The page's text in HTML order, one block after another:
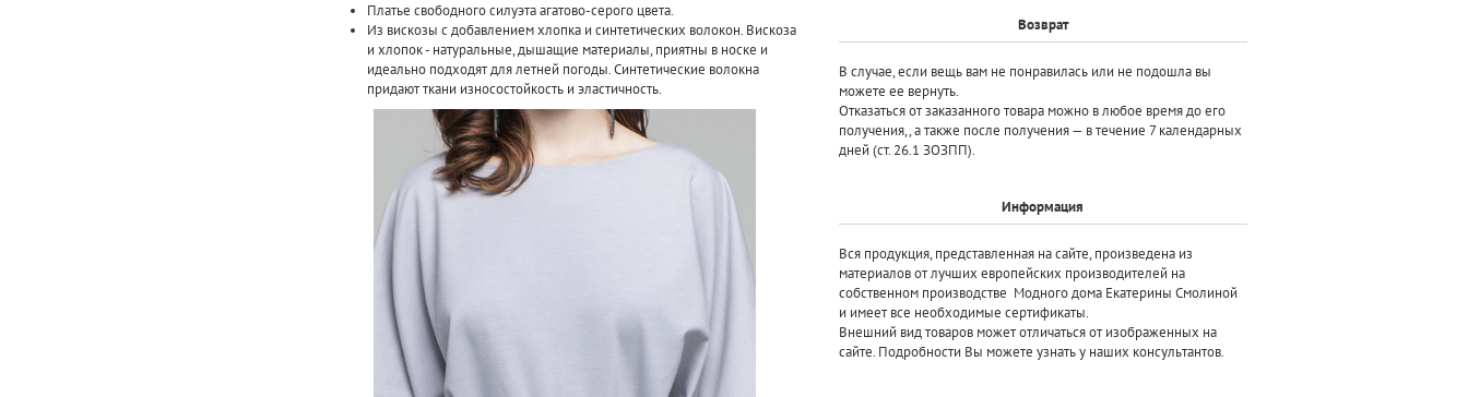
Платье свободного силуэта агатово-серого цвета.
Из вискозы с добавлением хлопка и синтетических волокон. Вискоза
и хлопок - натуральные, дышащие материалы, приятны в носке и
идеально подходят для летней погоды. Синтетические волокна
придают ткани износостойкость и эластичность.
Возврат
В случае, если вещь вам не понравилась или не подошла вы
можете ее вернуть.
Отказаться от заказанного товара можно в любое время до его
получения,, а также после получения — в течение 7 календарных
дней (ст. 26.1 ЗОЗПП).
Информация
Вся продукция, представленная на сайте, произведена из
материалов от лучших европейских производителей на
собственном производстве Модного дома Екатерины Смолиной
и имеет все необходимые сертификаты.
Внешний вид товаров может отличаться от изображенных на
сайте. Подробности Вы можете узнать у наших консультантов.